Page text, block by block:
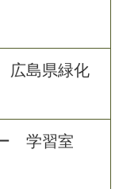
広島県緑化
学習室